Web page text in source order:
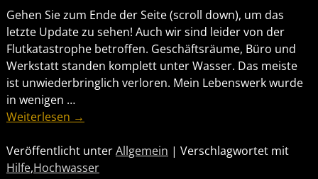
Gehen Sie zum Ende der Seite (scroll down), um das
letzte Update zu sehen! Auch wir sind leider von der
Flutkatastrophe betroffen. Geschäftsräume, Büro und
Werkstatt standen komplett unter Wasser. Das meiste
ist unwiederbringlich verloren. Mein Lebenswerk wurde
in wenigen …
Weiterlesen →
Veröffentlicht unterAllgemein | Verschlagwortet mit
Hilfe,Hochwasser